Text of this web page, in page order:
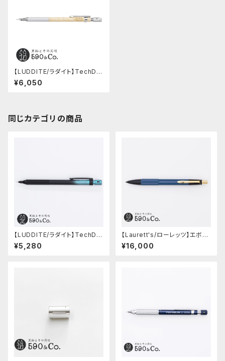
【LUDDITE/ラダイト】TechDra
w Wood Modelメープル(0.5
mm)
¥6,050
同じカテゴリの商品
【LUDDITE/ラダイト】TechDra
w2 グラデーションモデル (LDB
-MP2GB1-05)
¥5,280
【Laurett's/ローレッツ】エボナ
イトシャープペンシル (藍)
¥16,000